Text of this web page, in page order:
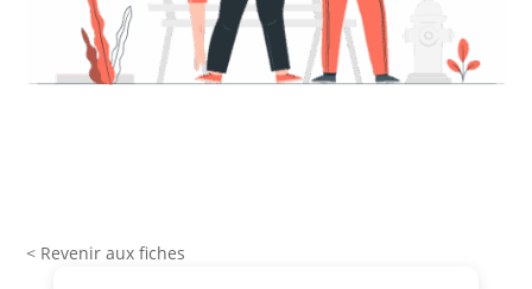
< Revenir aux fiches